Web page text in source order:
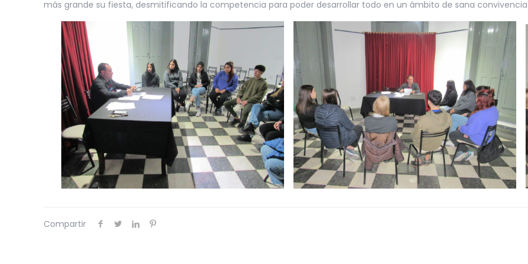
más grande su fiesta, desmitificando la competencia para poder desarrollar todo en un ámbito de sana
Compartir